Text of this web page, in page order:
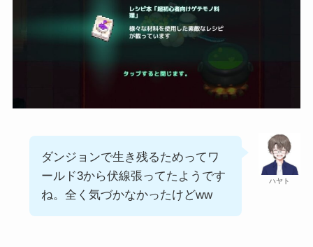
ハヤト
ダンジョンで生き残るためってワ
ールド3から伏線張ってたようです
ね。全く気づかなかったけどww